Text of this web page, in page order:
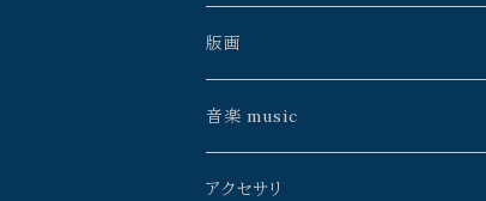
松島智里
雨花
よこやまぺん
ゲツメン
うたうた星
mato*noji
よこやまぺん
鴨沢祐仁
森元暢之
中川ユウヰチ
よりそう
タニザワピーチ
松島智里
百瀬靖子
久保田昭宏
星野時環
雨花
山本佳世
久保田昭宏
Erico
版画
イイノチエ
音楽 music
アクセサリ